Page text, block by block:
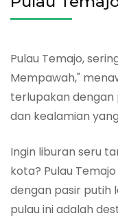
Pulau Temajo,
Mempawah,"
terlupakan dengan
dan kealamian
Ingin liburan seru
kota? Pulau
dengan pasir putih
pulau ini adalah